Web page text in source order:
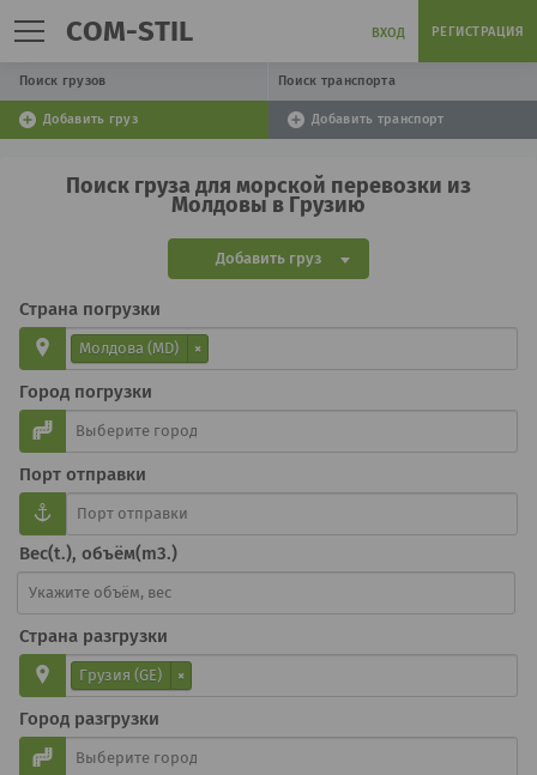
COM-STIL ВХОД РЕГИСТРАЦИЯ
Поиск грузов Поиск транспорта
Добавить груз Добавить транспорт
Поиск груза для морской перевозки из
Молдовы в Грузию
Добавить груз
Страна погрузки
Молдова (MD) ×
Город погрузки
Порт отправки
Вес(t.), объём(m3.)
Страна разгрузки
Грузия (GE) ×
Город разгрузки